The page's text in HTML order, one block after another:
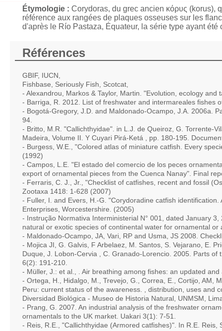
Étymologie : Corydoras, du grec ancien κόρυς (korus),
référence aux rangées de plaques osseuses sur les
d'après le Río Pastaza, Équateur, la série type ayant
Références
GBIF, IUCN,
Fishbase, Seriously Fish, Scotcat,
- Alexandrou, Markos & Taylor, Martin. "Evolution, ecology
- Barriga, R. 2012. List of freshwater and intermareales fishes
- Bogotá-Gregory, J.D. and Maldonado-Ocampo, J.A. 2006a.
94.
- Britto, M.R. "Callichthyidae". in L.J. de Queiroz, G. Torrente-
Madeira, Volume II. Y Cuyari Pirá-Ketá , pp. 180-195.
- Burgess, W.E., "Colored atlas of miniature catfish. Every
(1992)
- Campos, L.E. "El estado del comercio de los peces
export of ornamental pieces from the Cuenca Nanay". Final
- Ferraris, C. J., Jr., "Checklist of catfishes, recent and fossil
Zootaxa 1418: 1-628 (2007)
- Fuller, I. and Evers, H.-G. "Corydoradine catfish
Enterprises, Worcestershire. (2005)
- Instrução Normativa Interministerial N° 001, dated January
natural or exotic species of continental water for ornamental
- Maldonado-Ocampo, JA, Vari, RP and Usma, JS 2008.
- Mojica JI, G. Galvis, F Arbelaez, M. Santos, S. Vejarano, E.
Duque, J. Lobon-Cervia , C. Granado-Lorencio. 2005. Parts
6(2): 191-210.
- Müller, J.: et al., . Air breathing among fishes: an updated
- Ortega, H., Hidalgo, M., Trevejo, G., Correa, E., Cortijo, AM,
Peru: current status of the awareness. , distribution, uses and
Diversidad Biológica - Museo de Historia Natural, UNMSM,
- Prang, G. 2007. An industrial analysis of the freshwater
ornamentals to the UK market. Uakari 3(1): 7-51.
- Reis, R.E., "Callichthyidae (Armored catfishes)". In R.E.